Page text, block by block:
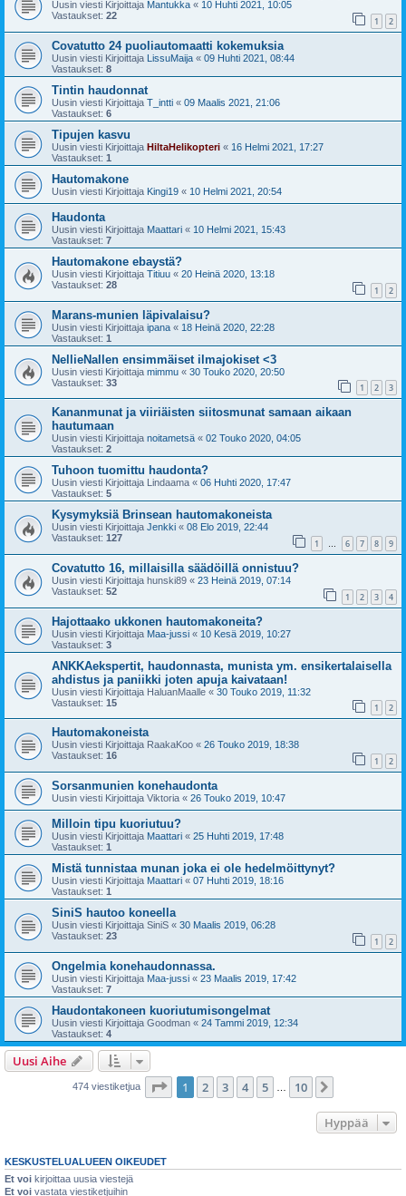
Uusin viesti Kirjoittaja Mantukka « 10 Huhti 2021, 10:05
Vastaukset: 22 1 2
Covatutto 24 puoliautomaatti kokemuksia
Uusin viesti Kirjoittaja LissuMaija « 09 Huhti 2021, 08:44
Vastaukset: 8
Tintin haudonnat
Uusin viesti Kirjoittaja T_intti « 09 Maalis 2021, 21:06
Vastaukset: 6
Tipujen kasvu
Uusin viesti Kirjoittaja HiltaHelikopteri « 16 Helmi 2021, 17:27
Vastaukset: 1
Hautomakone
Uusin viesti Kirjoittaja Kingi19 « 10 Helmi 2021, 20:54
Haudonta
Uusin viesti Kirjoittaja Maattari « 10 Helmi 2021, 15:43
Vastaukset: 7
Hautomakone ebaystä?
Uusin viesti Kirjoittaja Titiuu « 20 Heinä 2020, 13:18
Vastaukset: 28 1 2
Marans-munien läpivalaisu?
Uusin viesti Kirjoittaja ipana « 18 Heinä 2020, 22:28
Vastaukset: 1
NellieNallen ensimmäiset ilmajokiset <3
Uusin viesti Kirjoittaja mimmu « 30 Touko 2020, 20:50
Vastaukset: 33 1 2 3
Kananmunat ja viiriäisten siitosmunat samaan aikaan
hautumaan
Uusin viesti Kirjoittaja noitametsä « 02 Touko 2020, 04:05
Vastaukset: 2
Tuhoon tuomittu haudonta?
Uusin viesti Kirjoittaja Lindaama « 06 Huhti 2020, 17:47
Vastaukset: 5
Kysymyksiä Brinsean hautomakoneista
Uusin viesti Kirjoittaja Jenkki « 08 Elo 2019, 22:44
Vastaukset: 127 1 … 6 7 8 9
Covatutto 16, millaisilla säädöillä onnistuu?
Uusin viesti Kirjoittaja hunski89 « 23 Heinä 2019, 07:14
Vastaukset: 52 1 2 3 4
Hajottaako ukkonen hautomakoneita?
Uusin viesti Kirjoittaja Maa-jussi « 10 Kesä 2019, 10:27
Vastaukset: 3
ANKKAekspertit, haudonnasta, munista ym. ensikertalaisella
ahdistus ja paniikki joten apuja kaivataan!
Uusin viesti Kirjoittaja HaluanMaalle « 30 Touko 2019, 11:32
Vastaukset: 15 1 2
Hautomakoneista
Uusin viesti Kirjoittaja RaakaKoo « 26 Touko 2019, 18:38
Vastaukset: 16 1 2
Sorsanmunien konehaudonta
Uusin viesti Kirjoittaja Viktoria « 26 Touko 2019, 10:47
Milloin tipu kuoriutuu?
Uusin viesti Kirjoittaja Maattari « 25 Huhti 2019, 17:48
Vastaukset: 1
Mistä tunnistaa munan joka ei ole hedelmöittynyt?
Uusin viesti Kirjoittaja Maattari « 07 Huhti 2019, 18:16
Vastaukset: 1
SiniS hautoo koneella
Uusin viesti Kirjoittaja SiniS « 30 Maalis 2019, 06:28
Vastaukset: 23 1 2
Ongelmia konehaudonnassa.
Uusin viesti Kirjoittaja Maa-jussi « 23 Maalis 2019, 17:42
Vastaukset: 7
Haudontakoneen kuoriutumisongelmat
Uusin viesti Kirjoittaja Goodman « 24 Tammi 2019, 12:34
Vastaukset: 4
Uusi Aihe
474 viestiketjua Sivu /10
1 2 3 4 5 10
Hyppää
KESKUSTELUALUEEN OIKEUDET
Et voi kirjoittaa uusia viestejä
Et voi vastata viestiketjuihin